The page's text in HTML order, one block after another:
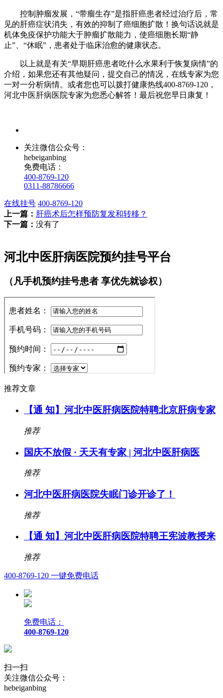
控制肿瘤发展，“带瘤生存”是指肝癌患者经过治疗后，常
见的肝癌症状消失，有效的抑制了癌细胞扩散！换句话说就是
机体免疫保护功能大于肿瘤扩散能力，使癌细胞长期“静
止”、“休眠”，患者处于临床治愈的健康状态。
以上就是有关“早期肝癌患者吃什么水果利于恢复病情”的
介绍，如果您还有其他疑问，提交自己的情况，在线专家为您
一对一分析病情。或者您也可以拨打健康热线400-8769-120，
河北中医肝病医院专家为您悉心解答！最后祝您早日康复！
关注微信公众号：
hebeiganbing
免费电话：
400-8769-120
0311-88786666
在线挂号 400-8769-120
上一篇： 肝癌术后怎样预防复发和转移？
下一篇： 没有了
河北中医肝病医院预约挂号平台
（凡手机预约挂号患者 享优先就诊权）
推荐文章
【通 知】河北中医肝病医院特聘北京肝病专家
推荐
国庆不放假 · 天天有专家 | 河北中医肝病医
推荐
河北中医肝病医院失眠门诊开诊了！
推荐
【通 知】河北中医肝病医院特聘王宪波教授来
推荐
400-8769-120 一键免费电话
免费电话：
400-8769-120
扫一扫
关注微信公众号：
hebeiganbing